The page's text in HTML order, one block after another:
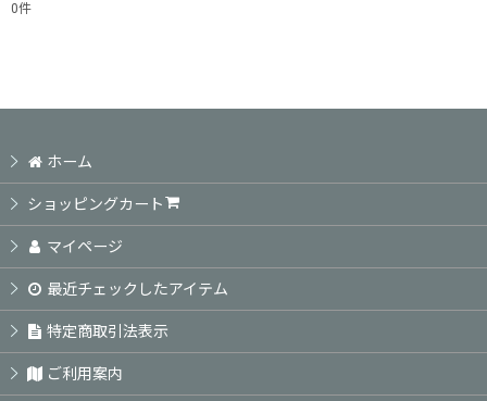
並び順:
0件
ホーム
ショッピングカート
マイページ
最近チェックしたアイテム
特定商取引法表示
ご利用案内